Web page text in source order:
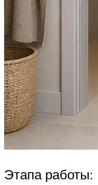
Этапа работы: